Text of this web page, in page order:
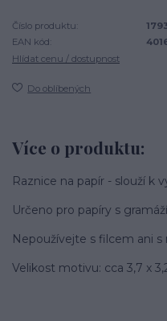
Číslo produktu:
EAN kód:
Hlídat cenu / dostupnost
Do oblíbených
Více o produktu:
Raznice na papír - slouží k
Určeno pro papíry s
Nepoužívejte s filcem ani
Velikost motivu: cca 3,7 x